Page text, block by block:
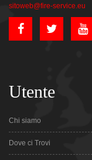
sitoweb@fire-service.eu
Utente
Chi siamo
Dove ci Trovi